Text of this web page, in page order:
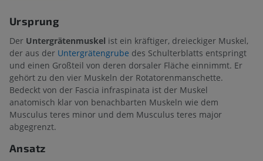
Ursprung
Der Untergrätenmuskel ist ein kräftiger, dreieckiger Muskel,
der aus der Untergrätengrube des Schulterblatts entspringt
und einen Großteil von deren dorsaler Fläche einnimmt. Er
gehört zu den vier Muskeln der Rotatorenmanschette.
Bedeckt von der Fascia infraspinata ist der Muskel
anatomisch klar von benachbarten Muskeln wie dem
Musculus teres minor und dem Musculus teres major
abgegrenzt.
Ansatz